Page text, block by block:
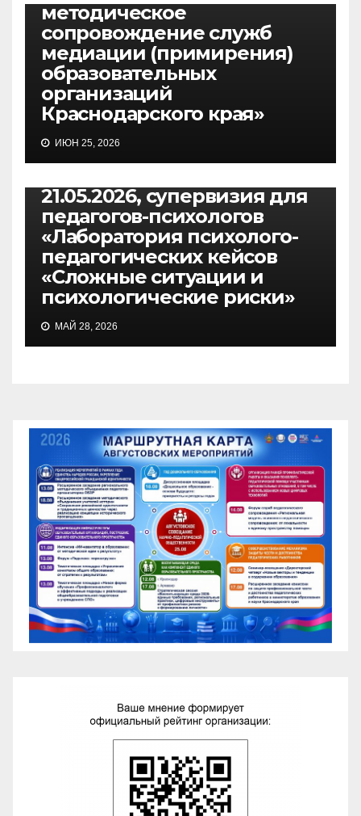
методическое
сопровождение служб
медиации (примирения)
образовательных
организаций
Краснодарского края»
ИЮН 25, 2026
21.05.2026, супервизия для
педагогов-психологов
«Лаборатория психолого-
педагогических кейсов
«Сложные ситуации и
психологические риски»
МАЙ 28, 2026